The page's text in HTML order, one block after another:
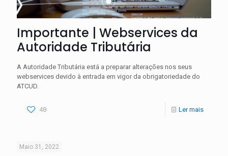
Importante | Webservices da
Autoridade Tributária
A Autoridade Tributária está a preparar alterações nos seus
webservices devido à entrada em vigor da obrigatoriedade do
ATCUD.
48 Ler mais
Maio 31, 2022